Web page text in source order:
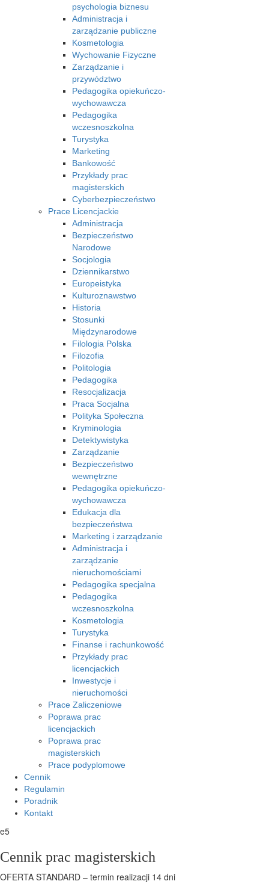
psychologia biznesu
Administracja i
zarządzanie publiczne
Kosmetologia
Wychowanie Fizyczne
Zarządzanie i
przywództwo
Pedagogika opiekuńczo-
wychowawcza
Pedagogika
wczesnoszkolna
Turystyka
Marketing
Bankowość
Przykłady prac
magisterskich
Cyberbezpieczeństwo
Prace Licencjackie
Administracja
Bezpieczeństwo
Narodowe
Socjologia
Dziennikarstwo
Europeistyka
Kulturoznawstwo
Historia
Stosunki
Międzynarodowe
Filologia Polska
Filozofia
Politologia
Pedagogika
Resocjalizacja
Praca Socjalna
Polityka Społeczna
Kryminologia
Detektywistyka
Zarządzanie
Bezpieczeństwo
wewnętrzne
Pedagogika opiekuńczo-
wychowawcza
Edukacja dla
bezpieczeństwa
Marketing i zarządzanie
Administracja i
zarządzanie
nieruchomościami
Pedagogika specjalna
Pedagogika
wczesnoszkolna
Kosmetologia
Turystyka
Finanse i rachunkowość
Przykłady prac
licencjackich
Inwestycje i
nieruchomości
Prace Zaliczeniowe
Poprawa prac
licencjackich
Poprawa prac
magisterskich
Prace podyplomowe
Cennik
Regulamin
Poradnik
Kontakt
e5
Cennik prac magisterskich
OFERTA STANDARD – termin realizacji 14 dni